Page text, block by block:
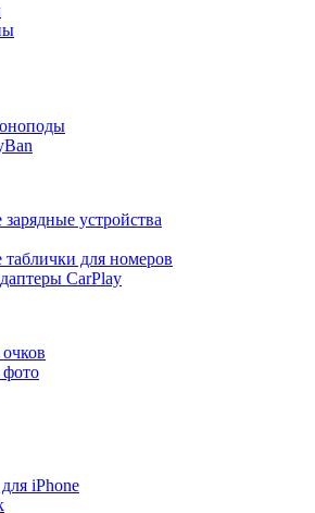
устройства
для номеров
CarPlay
фото
iPhone